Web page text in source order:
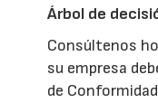
Árbol de
Consúltenos
su empresa
de